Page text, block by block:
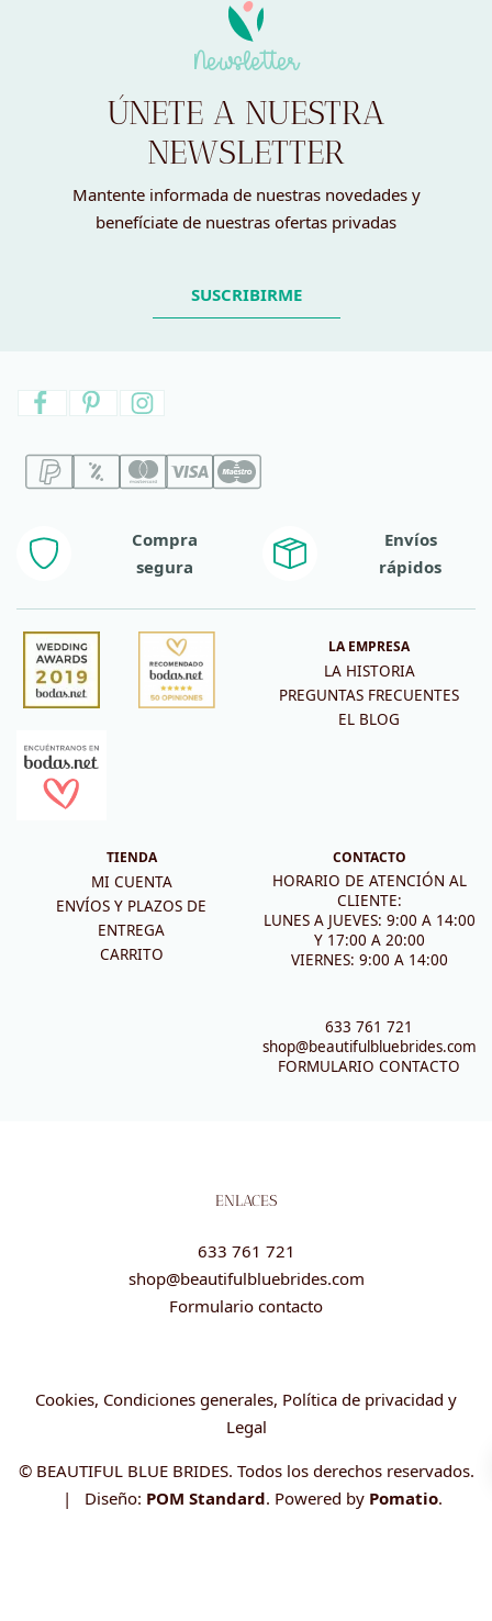
Newsletter
ÚNETE A NUESTRA
NEWSLETTER
Mantente informada de nuestras novedades y
benefíciate de nuestras ofertas privadas
SUSCRIBIRME
Compra
segura
Envíos
rápidos
LA EMPRESA
LA HISTORIA
PREGUNTAS FRECUENTES
EL BLOG
TIENDA
MI CUENTA
ENVÍOS Y PLAZOS DE
ENTREGA
CARRITO
CONTACTO
HORARIO DE ATENCIÓN AL
CLIENTE:
LUNES A JUEVES: 9:00 A 14:00
Y 17:00 A 20:00
VIERNES: 9:00 A 14:00
633 761 721
shop@beautifulbluebrides.com
FORMULARIO CONTACTO
ENLACES
633 761 721
shop@beautifulbluebrides.com
Formulario contacto
Cookies, Condiciones generales, Política de privacidad y
Legal
© BEAUTIFUL BLUE BRIDES. Todos los derechos reservados.
| Diseño: POM Standard. Powered by Pomatio.